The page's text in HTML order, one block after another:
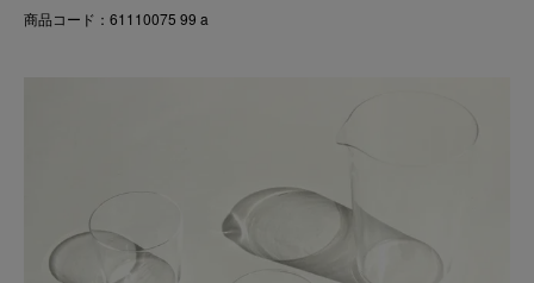
商品コード：61110075 99 a